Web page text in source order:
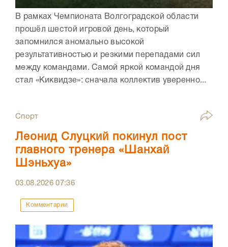
В рамках Чемпионата Волгоградской области
прошёл шестой игровой день, который
запомнился аномально высокой
результативностью и резкими перепадами сил
между командами. Самой яркой командой дня
стал «Киквидзе»: сначала коллектив уверенно...
Спорт
Леонид Слуцкий покинул пост
главного тренера «Шанхай
Шэньхуа»
03.08.202607:36
Комментарии